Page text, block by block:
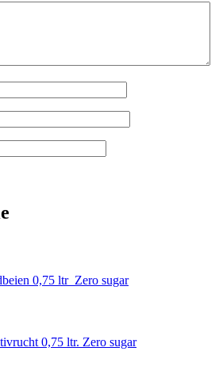
0,75 ltr Zero sugar
0,75 ltr. Zero sugar